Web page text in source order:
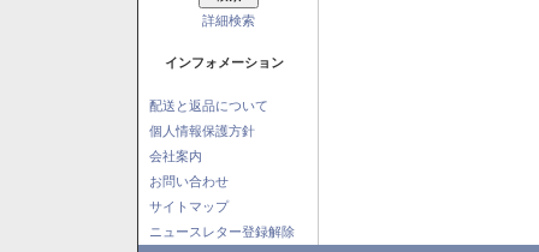
詳細検索
インフォメーション
配送と返品について
個人情報保護方針
会社案内
お問い合わせ
サイトマップ
ニュースレター登録解除